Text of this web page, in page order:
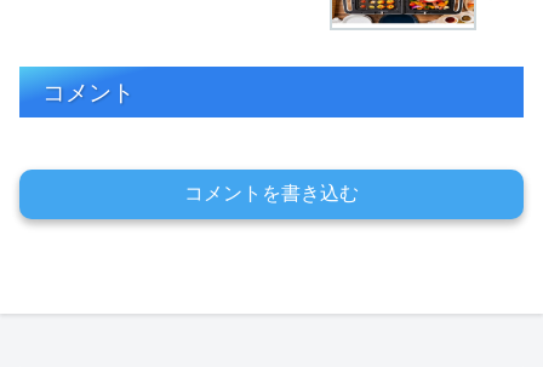
コメント
コメントを書き込む